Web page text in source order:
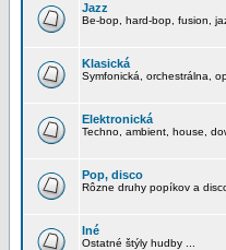
Jazz
Be-bop, hard-bop, fusion,
Klasická
Symfonická, orchestrálna,
Elektronická
Techno, ambient, house,
Pop, disco
Rôzne druhy popíkov a
Iné
Ostatné štýly hudby ...